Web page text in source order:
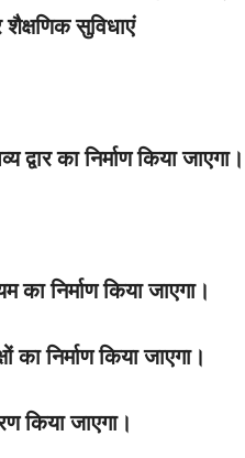
सुविधाएं
का निर्माण किया जाएगा।
का निर्माण किया जाएगा।
निर्माण किया जाएगा।
किया जाएगा।